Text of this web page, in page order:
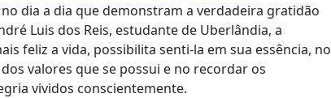
dia a dia que demonstram a verdadeira gratidão
Luis dos Reis, estudante de Uberlândia, a
feliz a vida, possibilita senti-la em sua essência, no
valores que se possui e no recordar os
vividos conscientemente.